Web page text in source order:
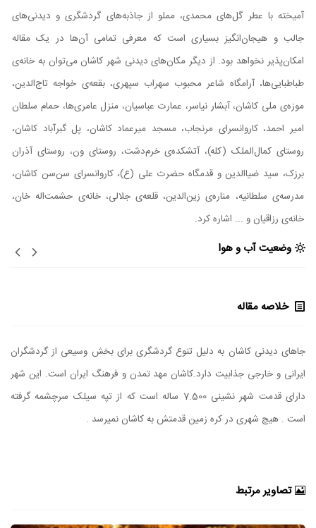
آمیخته با عطر گل‌های محمدی، مملو از جاذبه‌های گردشگری و دیدنی‌های
جالب و هیجان‌انگیز بسیاری است که معرفی تمامی‌ آن‌ها در یک مقاله
امکان‌پذیر نخواهد بود. از دیگر مکان‌های دیدنی شهر کاشان می‌توان به خانه‌ی
طباطبایی‌ها، آرامگاه شاعر محبوب سهراب سپهری، بقعه‌ی خواجه تاج‌الدین،
موزه‌ی ملی کاشان، آبشار نیاسر، عمارت عباسیان، منزل عامری‌ها، حمام سلطان
امیر احمد، کاروانسرای مرنجاب، مسجد میرعماد کاشان، پل گبرآباد کاشان،
روستای کمال‌الملک (کله)، آتشکده‌ی خرم‌دشت، روستای ون، روستای آذران
برزک، سید ضیاالدین و قدمگاه حضرت علی (ع)، کاروانسرای سن‌سن کاشان،
مدرسه‌ی سلطانیه، مناره‌ی زین‌الدین، قلعه‌ی جلالی، خانه‌ی حشمت‌اله خان،
خانه‌ی رزاقیان و ... اشاره کرد.
وضعیت آب و هوا
خلاصه مقاله
جاهای دیدنی کاشان به دلیل تنوع گردشگری برای بخش وسیعی از گردشگران
ایرانی و خارجی جذابیت دارد.کاشان مهد تمدن و فرهنگ ایران است. این شهر
دارای قدمت شهر نشینی 7.500 ساله است که از تپه سیلک سرچشمه گرفته
است . هیچ شهری در کره زمین قدمتش به کاشان نمیرسد .
تصاویر مرتبط